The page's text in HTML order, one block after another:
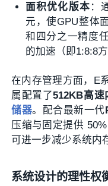
面积优化版本 ：
元，使GPU整体
和四分之一精度
的加速（即1:8:8方
在内存管理方面，E
属配置了512KB高速
储器。配合最新一代
压缩与固定提供
可进一步减少系统内
系统设计的理性权